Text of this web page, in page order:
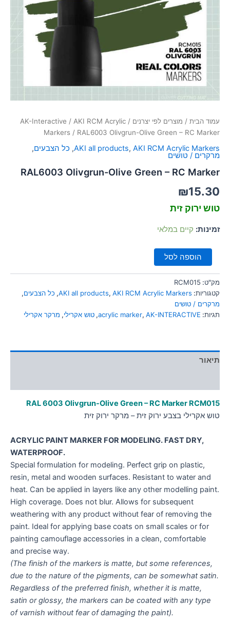
סמן קישורים
לאפס
כל
עמוד הבית / מוצרים לפי יצרנים /
AK-Interactive / AKI RCM Acrylic
Markers / RAL6003 Olivgrun-Olive Green – RC Marker
AKI all products, AKI RCM Acrylic Markers
, כל הצבעים,
מרקרים / טושים
RAL6003 Olivgrun-Olive Green – RC Marker
₪15.30
טוש ירוק זית
זמינות: קיים במלאי
הוספה לסל
מק"ט: RCM015
קטגוריות:
AKI all products, AKI RCM Acrylic Markers
, כל הצבעים,
מרקרים / טושים
תגיות:
acrylic marker, AK-INTERACTIVE
, טוש אקרילי, מרקר אקרילי
תיאור
RAL 6003 Olivgrun-Olive Green – RC Marker RCM015
טוש אקרילי בצבע ירוק זית – מרקר ירוק זית
ACRYLIC PAINT MARKER FOR MODELING. FAST DRY,
WATERPROOF.
Special formulation for modeling. Perfect grip on plastic,
resin, metal and wooden surfaces. Resistant to water and
heat. Can be applied in layers like any other modelling paint.
High coverage. Does not blur. Allows for subsequent
weathering with any product without fear of removing the
paint. Ideal for applying base coats on small scales or for
painting camouflage accessories in a clean, comfortable
and precise way.
(The finish of the markers is matte, but some references,
due to the nature of the pigments, can be somewhat satin.
Regardless of the preferred finish, whether it is matte,
satin or glossy, the markers can be coated with any type
of varnish without fear of damaging the paint).